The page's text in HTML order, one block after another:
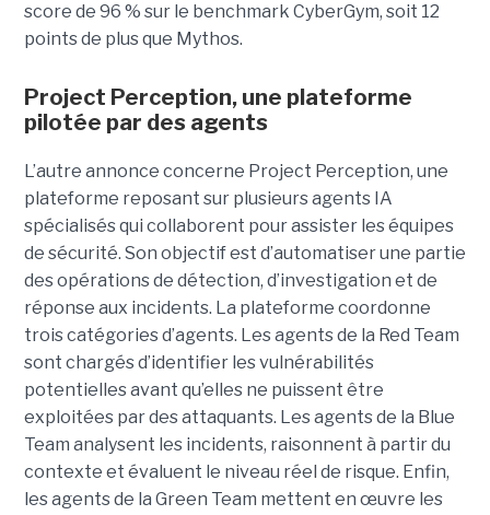
score de 96 % sur le benchmark CyberGym, soit 12
points de plus que Mythos.
Project Perception, une plateforme
pilotée par des agents
L’autre annonce concerne Project Perception, une
plateforme reposant sur plusieurs agents IA
spécialisés qui collaborent pour assister les équipes
de sécurité. Son objectif est d’automatiser une partie
des opérations de détection, d’investigation et de
réponse aux incidents. La plateforme coordonne
trois catégories d’agents. Les agents de la Red Team
sont chargés d’identifier les vulnérabilités
potentielles avant qu’elles ne puissent être
exploitées par des attaquants. Les agents de la Blue
Team analysent les incidents, raisonnent à partir du
contexte et évaluent le niveau réel de risque. Enfin,
les agents de la Green Team mettent en œuvre les